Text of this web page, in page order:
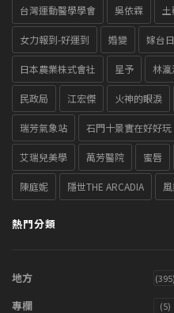
台灣運動醫學學會 吳依霖
女力報到-好運到 婚變 嫁台
日本農業株式會社 星予 林瀛
民政局 江宏傑 火神的眼淚
瑞芳氣象站 石門十景實在好好玩
艾瑞兒美學 萬芳醫院 蜜唇
陳庭妮 隱世THE ARCADIA
熱門分類
地方 (395)
專欄 (5)